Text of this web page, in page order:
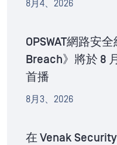
8月4、2026
OPSWAT網路安
Breach》將於 8
首播
8月3、2026
在 Venak